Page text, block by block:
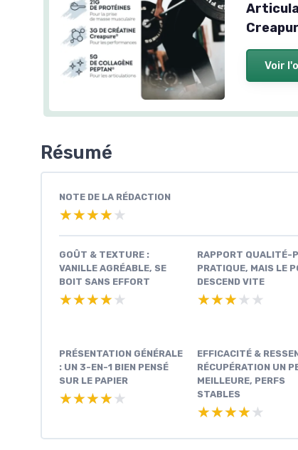
Voir
Résumé
NOTE DE LA RÉDACTION
★★★★★
★★★★★
GOÛT & TEXTURE :
VANILLE AGRÉABLE, SE
BOIT SANS EFFORT
★★★★★
★★★★★
RAPPORT QUALITÉ-
PRATIQUE, MAIS LE
DESCEND VITE
★★★★★
★★★★★
PRÉSENTATION GÉNÉRALE
: UN 3-EN-1 BIEN PENSÉ
SUR LE PAPIER
★★★★★
★★★★★
EFFICACITÉ &
RÉCUPÉRATION UN
MEILLEURE, PERFS
STABLES
★★★★★
★★★★★